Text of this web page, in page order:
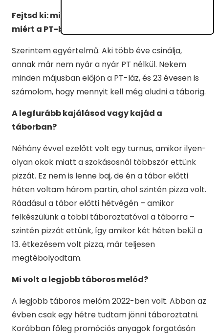
Fejtsd ki: miért most, miért velük, miért ezt,
miért a PT-ben?
Szerintem egyértelmű. Aki több éve csinálja,
annak már nem nyár a nyár PT nélkül. Nekem
minden májusban előjön a PT-láz, és 23 évesen is
számolom, hogy mennyit kell még aludni a táborig.
A legfurább kajálásod vagy kajád a
táborban?
Néhány évvel ezelőtt volt egy turnus, amikor ilyen-
olyan okok miatt a szokásosnál többször ettünk
pizzát. Ez nem is lenne baj, de én a tábor előtti
héten voltam három partin, ahol szintén pizza volt.
Ráadásul a tábor előtti hétvégén – amikor
felkészülünk a többi táboroztatóval a táborra –
szintén pizzát ettünk, így amikor két héten belül a
13. étkezésem volt pizza, már teljesen
megtébolyodtam.
Mi volt a legjobb táboros melód?
A legjobb táboros melóm 2022-ben volt. Abban az
évben csak egy hétre tudtam jönni táboroztatni.
Korábban főleg promóciós anyagok forgatásán